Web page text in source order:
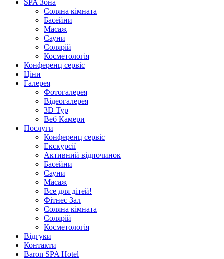
SPA Зона
Соляна кімната
Басейни
Масаж
Сауни
Солярій
Косметологія
Конференц сервіс
Ціни
Галерея
Фотогалерея
Відеогалерея
3D Тур
Веб Камери
Послуги
Конференц сервіс
Екскурсії
Активний відпочинок
Басейни
Сауни
Масаж
Все для дітей!
Фітнес Зал
Соляна кімната
Солярій
Косметологія
Відгуки
Контакти
Baron SPA Hotel